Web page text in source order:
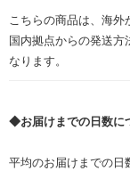
こちらの商品は、海外
国内拠点からの発送方
なります。
◆お届けまでの日数に
平均のお届けまでの日